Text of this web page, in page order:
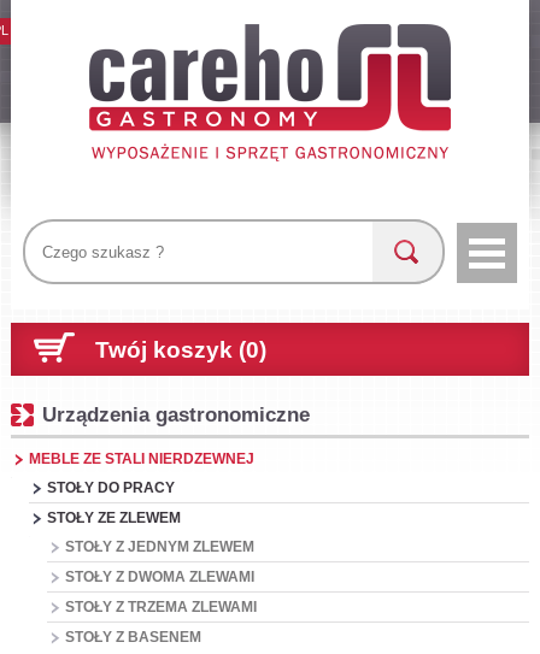
Twój koszyk (0)
Urządzenia gastronomiczne
MEBLE ZE STALI NIERDZEWNEJ
STOŁY DO PRACY
STOŁY ZE ZLEWEM
STOŁY Z JEDNYM ZLEWEM
STOŁY Z DWOMA ZLEWAMI
STOŁY Z TRZEMA ZLEWAMI
STOŁY Z BASENEM